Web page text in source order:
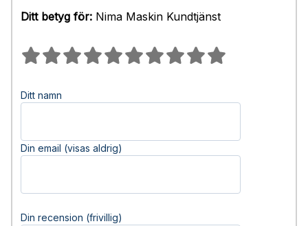
Ditt betyg för: Nima Maskin Kundtjänst
Ditt namn
Din email (visas aldrig)
Din recension (frivillig)